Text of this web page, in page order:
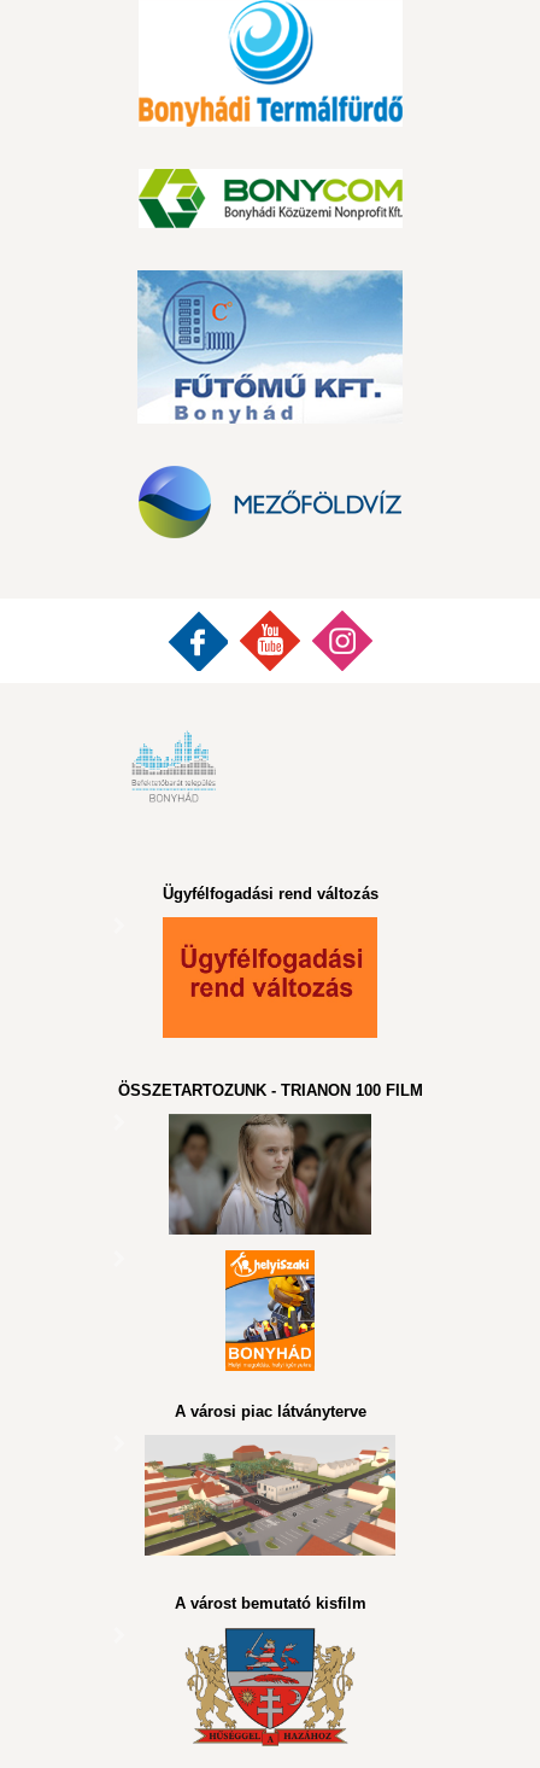
Ügyfélfogadási rend változás
ÖSSZETARTOZUNK - TRIANON 100 FILM
A városi piac látványterve
A várost bemutató kisfilm